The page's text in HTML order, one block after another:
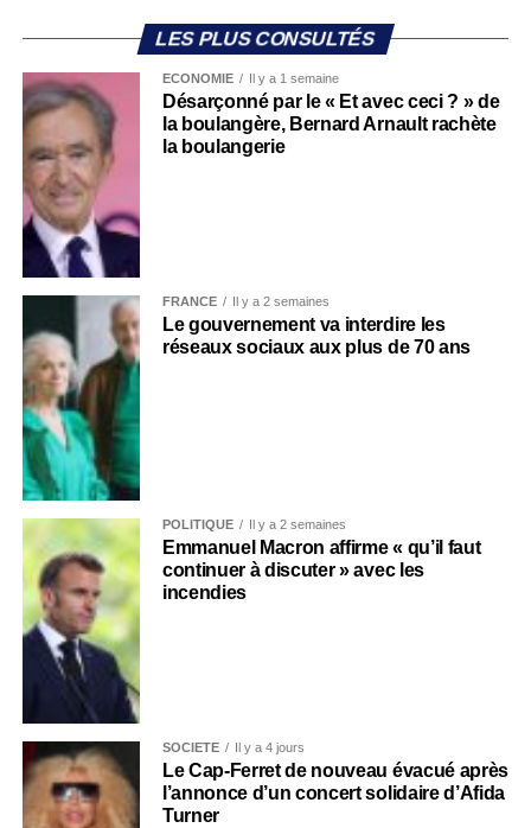
LES PLUS CONSULTÉS
ECONOMIE Il y a 1 semaine
Désarçonné par le « Et avec ceci ? » de
la boulangère, Bernard Arnault rachète
la boulangerie
FRANCE Il y a 2 semaines
Le gouvernement va interdire les
réseaux sociaux aux plus de 70 ans
POLITIQUE Il y a 2 semaines
Emmanuel Macron affirme « qu’il faut
continuer à discuter » avec les
incendies
SOCIÉTÉ Il y a 4 jours
Le Cap-Ferret de nouveau évacué après
l’annonce d’un concert solidaire d’Afida
Turner